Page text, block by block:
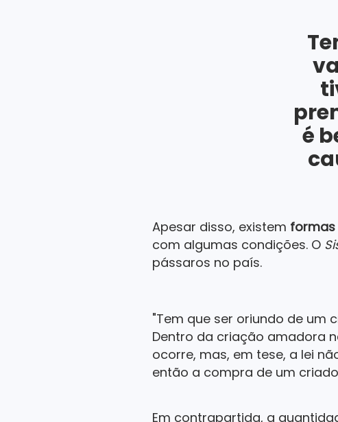
é
Apesar disso, existem formas
com algumas condições. O
pássaros no país.
"Tem que ser oriundo de um
Dentro da criação amadora
ocorre, mas, em tese, a lei
então a compra de um
Em contrapartida, a